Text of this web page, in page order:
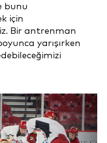
bunu
için
Bir antrenman
yarışırken